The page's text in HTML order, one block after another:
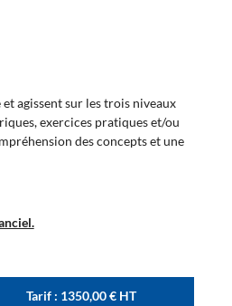
agissent sur les trois niveaux
exercices pratiques et/ou
des concepts et une
Tarif : 1350,00€HT